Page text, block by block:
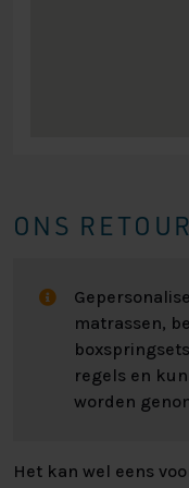
Op onze webshop
zijn onze meest
uit een stevige stof
kiezen uit een
afgebeeld op de
De perfecte op
natuurlijk bij
assortiment met
behoefte aan
ONS
matrassen,
regels en
worden
Het kan wel eens